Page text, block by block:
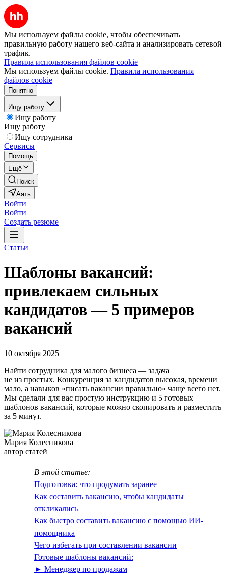
Мы используем файлы cookie, чтобы обеспечивать
правильную работу нашего веб-сайта и анализировать сетевой
трафик.
Правила использования файлов cookie
Мы используем файлы cookie. Правила использования
файлов cookie
Понятно
Ищу работу
Ищу работу
Ищу работу
Ищу сотрудника
Сервисы
Помощь
Ещё
Поиск
Аять
Войти
Войти
Создать резюме
Статьи
Шаблоны вакансий:
привлекаем сильных
кандидатов — 5 примеров
вакансий
10 октября 2025
Найти сотрудника для малого бизнеса — задача
не из простых. Конкуренция за кандидатов высокая, времени
мало, а навыков «писать вакансии правильно» чаще всего нет.
Мы сделали для вас простую инструкцию и 5 готовых
шаблонов вакансий, которые можно скопировать и разместить
за 5 минут.
Мария Колесникова
автор статей
В этой статье:
Подготовка: что продумать заранее
Как составить вакансию, чтобы кандидаты
откликались
Как быстро составить вакансию с помощью ИИ-
помощника
Чего избегать при составлении вакансии
Готовые шаблоны вакансий:
► Менеджер по продажам